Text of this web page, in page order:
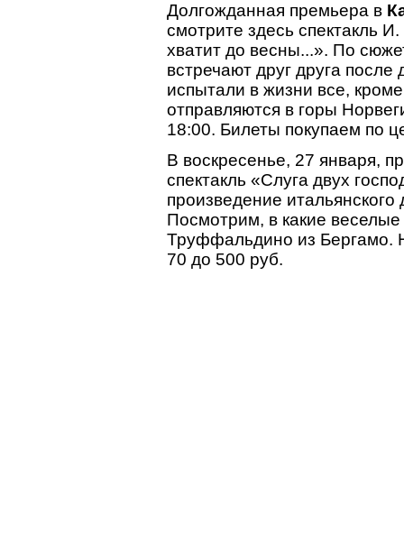
Долгожданная премьера в
смотрите здесь спектакль
хватит до весны...». По
встречают друг друга
испытали в жизни все,
отправляются в горы
18:00. Билеты покупаем по
В воскресенье, 27 января,
спектакль «Слуга двух
произведение
Посмотрим, в какие
Труффальдино из Бергамо.
70 до 500 руб.